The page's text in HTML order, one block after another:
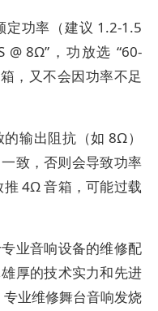
定功率（建议 1.2-1.5
@ 8Ω”，功放选 “60-
，又不会因功率不足
输出阻抗（如 8Ω）
致，否则会导致功率
4Ω 音箱，可能过载
业音响设备的维修配
厚的技术实力和先进
业维修舞台音响发烧